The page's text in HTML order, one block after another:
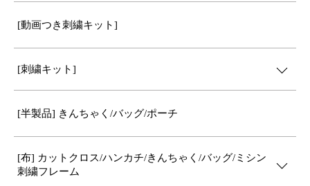
[動画つき刺繍キット]
[刺繍キット]
[半製品] きんちゃく/バッグ/ポーチ
[布] カットクロス/ハンカチ/きんちゃく/バッグ/ミシン
刺繍フレーム